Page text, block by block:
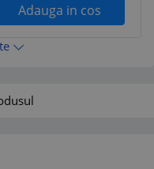
Adauga in cos